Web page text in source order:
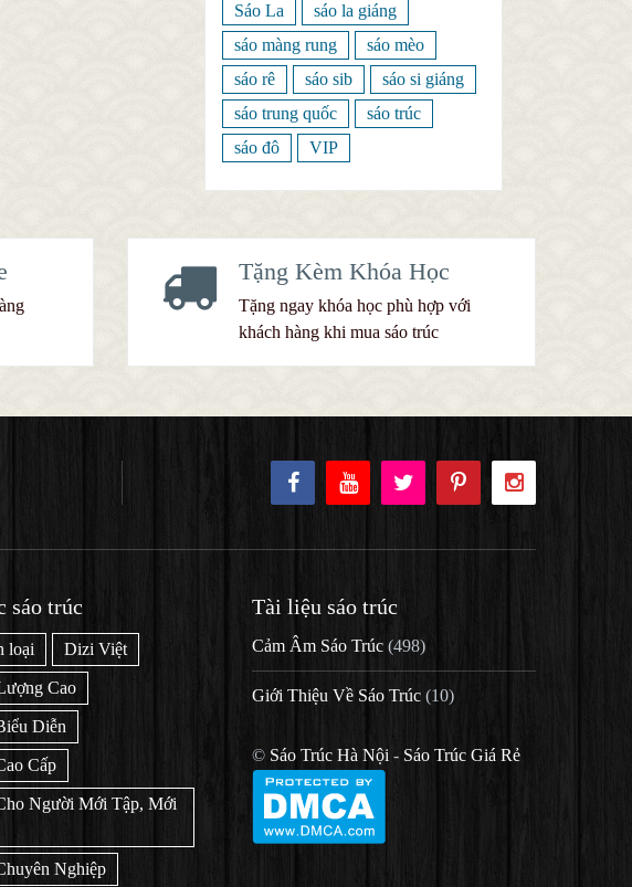
Sáo La
sáo la giáng
sáo màng rung
sáo mèo
sáo rê
sáo sib
sáo si giáng
sáo trung quốc
sáo trúc
sáo đô
VIP
Tặng Kèm Khóa Học
Tặng ngay khóa học phù hợp với
khách hàng khi mua sáo trúc
sáo trúc
loại Dizi Việt
Cao
Diễn
Cấp
Người Mới Tập, Mới
Nghiệp
Tài liệu sáo trúc
Cảm Âm Sáo Trúc(498)
Giới Thiệu Về Sáo Trúc(10)
© Sáo Trúc Hà Nội - Sáo Trúc Giá Rẻ